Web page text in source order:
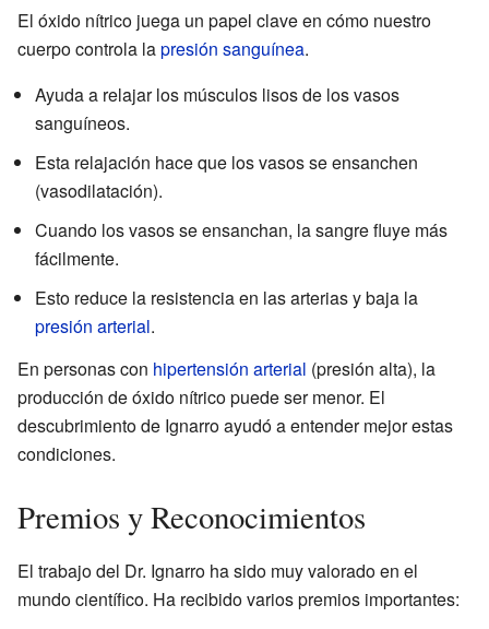
El óxido nítrico juega un papel clave en cómo nuestro
cuerpo controla lapresión sanguínea.
Ayuda a relajar los músculos lisos de los vasos
sanguíneos.
Esta relajación hace que los vasos se ensanchen
(vasodilatación).
Cuando los vasos se ensanchan, la sangre fluye más
fácilmente.
Esto reduce la resistencia en las arterias y baja la
presión arterial.
En personas con hipertensión arterial (presión alta), la
producción de óxido nítrico puede ser menor. El
descubrimiento de Ignarro ayudó a entender mejor estas
condiciones.
Premios y Reconocimientos
El trabajo del Dr. Ignarro ha sido muy valorado en el
mundo científico. Ha recibido varios premios importantes: